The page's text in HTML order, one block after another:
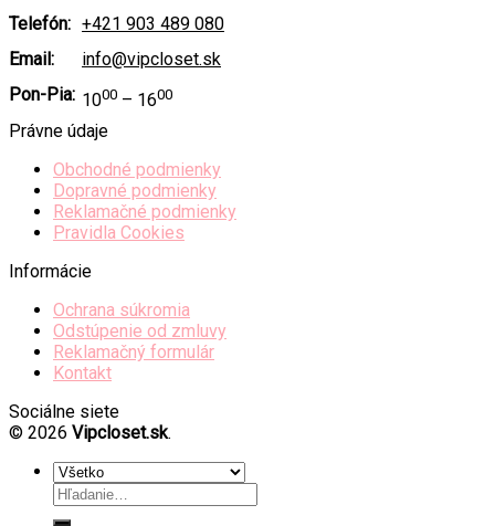
Telefón: +421 903 489 080
Email:
info@vipcloset.sk
Pon-Pia: 1000 – 1600
Právne údaje
Obchodné podmienky
Dopravné podmienky
Reklamačné podmienky
Pravidla Cookies
Informácie
Ochrana súkromia
Odstúpenie od zmluvy
Reklamačný formulár
Kontakt
Sociálne siete
© 2026 Vipcloset.sk.
Hľadať: